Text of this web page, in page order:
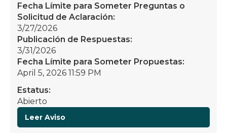
Fecha Límite para Someter Preguntas o
Solicitud de Aclaración:
3/27/2026
Publicación de Respuestas:
3/31/2026
Fecha Límite para Someter Propuestas:
April 5, 2026 11:59 PM
Estatus:
Abierto
Leer Aviso